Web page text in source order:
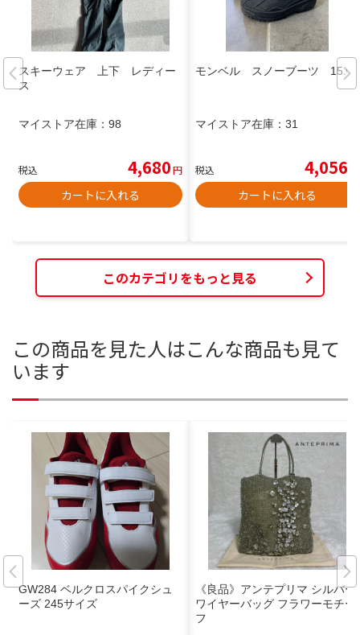
スキーウェア 上下 レディー
ス
マイストア在庫： 98
税込 4,680円
カートに入れる
モンベル スノーブーツ 15.0
マイストア在庫： 31
税込 4,056
カートに入れる
このカテゴリをもっと見る
この商品を見た人はこんな商品も見て
います
GW284 ベルクロスパイクシュ
ーズ 245サイズ
《良品》アンテプリマ シルバー
ワイヤーバッグ フラワーモチー
フ